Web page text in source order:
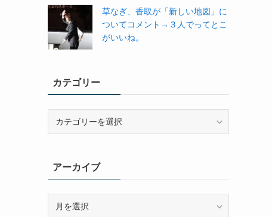
草なぎ、香取が「新しい地図」に
ついてコメント→３人でってとこ
がいいね。
カテゴリー
ーアーカイブ